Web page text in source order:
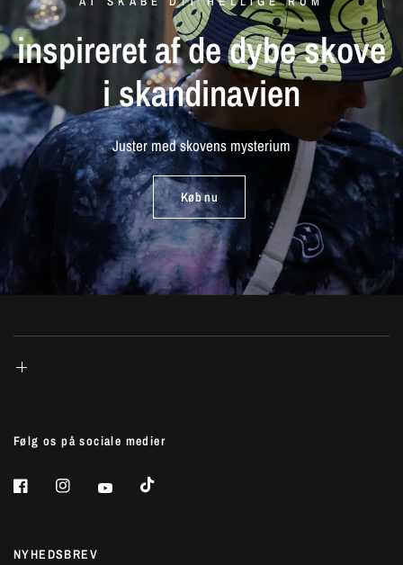
inspireretafdedybeskove
iskandinavien
Justermedskovens mysterium
Køb nu
Følg os på sociale medier
NYHEDSBREV